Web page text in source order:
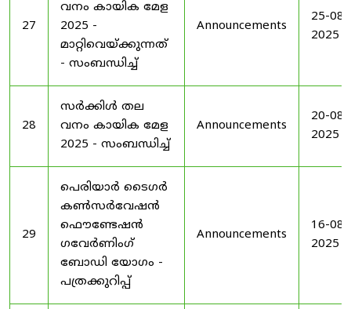
27
വനം കായിക മേള
2025 -
മാറ്റിവെയ്ക്കുന്നത്
- സംബന്ധിച്ച്
Announcements
25-08-
2025
28
സർക്കിൾ തല
വനം കായിക മേള
2025 - സംബന്ധിച്ച്
Announcements
20-08-
2025
29
പെരിയാർ ടൈഗർ
കൺസർവേഷൻ
ഫൌണ്ടേഷൻ
ഗവേർണിംഗ്
ബോഡി യോഗം -
പത്രക്കുറിപ്പ്
Announcements
16-08-
2025